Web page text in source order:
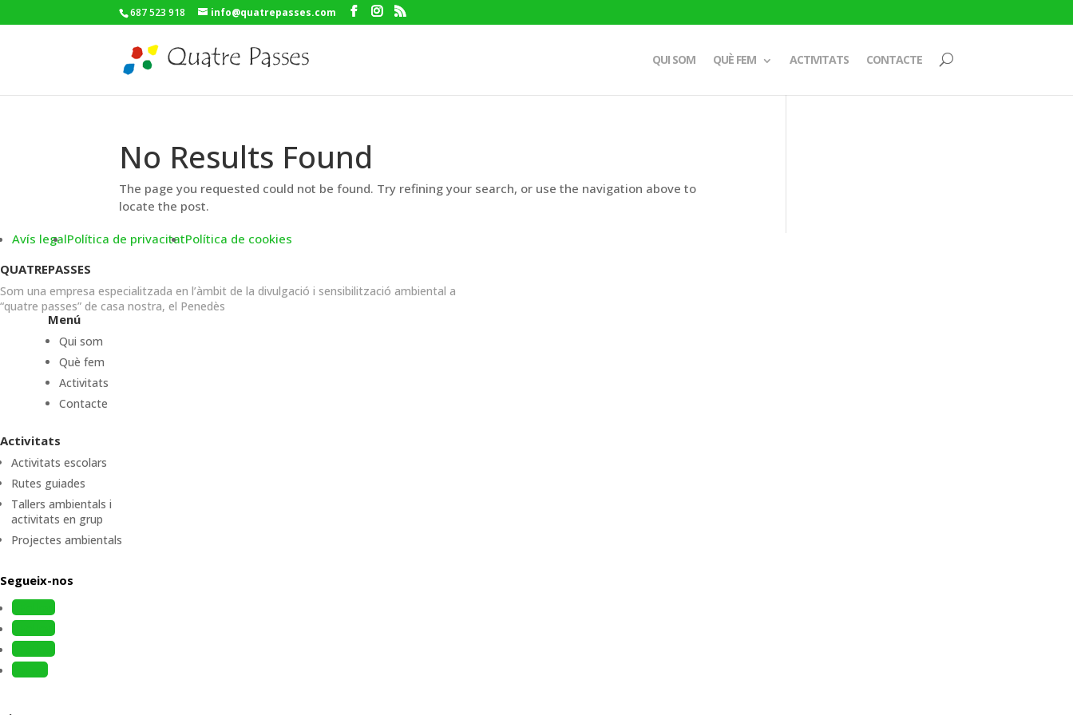
687 523 918 info@quatrepasses.com
QUI SOM QUÈ FEM ACTIVITATS CONTACTE
No Results Found
The page you requested could not be found. Try refining your search, or use the navigation above to
locate the post.
Avís legalPolítica de privacitatPolítica de cookies
QUATREPASSES
Som una empresa especialitzada en l’àmbit de la divulgació i sensibilització ambiental a
“quatre passes” de casa nostra, el Penedès
Menú
Qui som
Què fem
Activitats
Contacte
Activitats
Activitats escolars
Rutes guiades
Tallers ambientals i
activitats en grup
Projectes ambientals
Segueix-nos
Follow
Follow
Follow
Follow